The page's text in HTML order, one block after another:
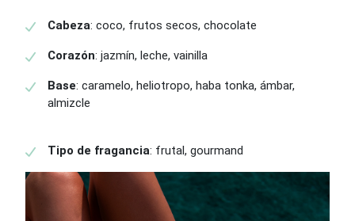
Cabeza: coco, frutos secos, chocolate
Corazón: jazmín, leche, vainilla
Base: caramelo, heliotropo, haba tonka, ámbar,
almizcle
Tipo de fragancia: frutal, gourmand